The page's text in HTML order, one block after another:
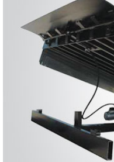
se caractérise par sa